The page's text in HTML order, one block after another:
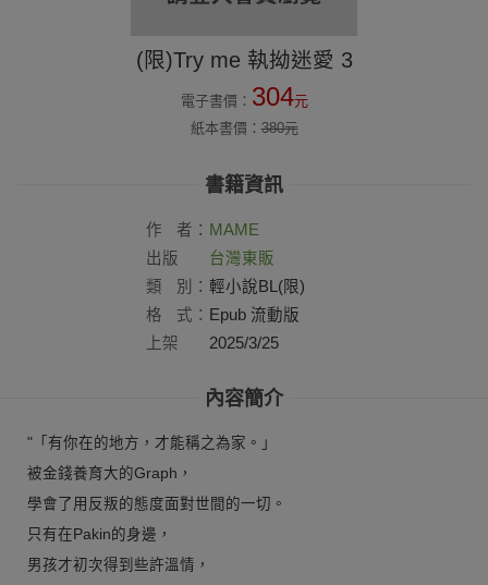
(限)Try me 執拗迷愛 3
電子書價： 304元
紙本書價：380元
書籍資訊
作 者： MAME
出版
社：
台灣東販
類
別： 輕小說BL(限)
格
式： Epub 流動版
上架
2025/3/25
內容簡介
"「有你在的地方，才能稱之為家。」
被金錢養育大的Graph，
學會了用反叛的態度面對世間的一切。
只有在Pakin的身邊，
男孩才初次得到些許溫情，